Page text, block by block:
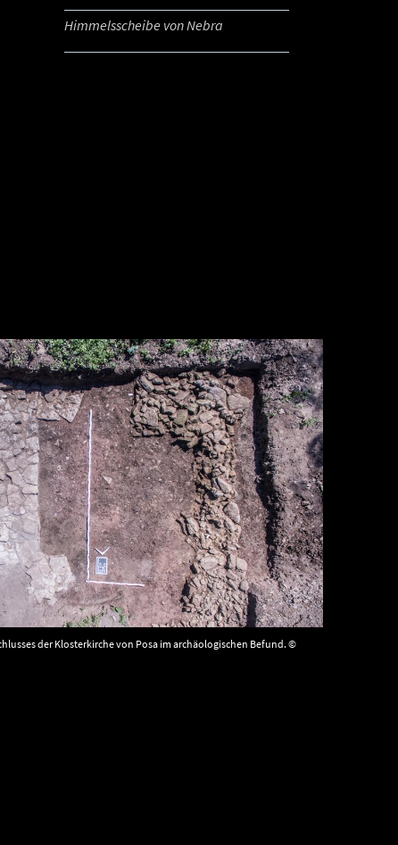
Himmelsscheibe von Nebra
der Klosterkirche von Posa im archäologischen Befund. ©